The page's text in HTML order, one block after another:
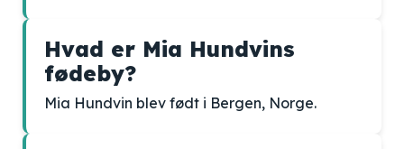
Hvad er Mia Hundvins
fødeby?
Mia Hundvin blev født i Bergen, Norge.